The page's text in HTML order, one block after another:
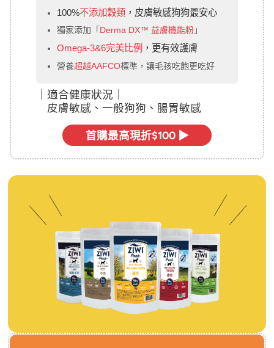
100%不添加穀類 ，皮膚敏感狗狗最安心
獨家添加「 Derma DX™ 益膚機能粉」
Omega-3&6完美比例 ，更有效護膚
營養超越AAFCO標準，讓毛孩吃飽更吃好
｜適合健康狀況｜
皮膚敏感、一般狗狗、腸胃敏感
首購最高現折$100 ▶